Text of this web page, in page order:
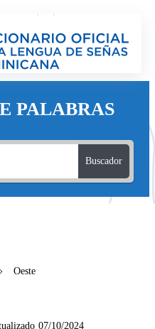
PALABRAS
Buscador
Oeste
07/10/2024